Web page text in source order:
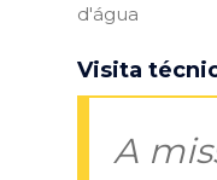
d'água
Visita
A